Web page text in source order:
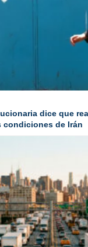
dice que
condiciones de Irán